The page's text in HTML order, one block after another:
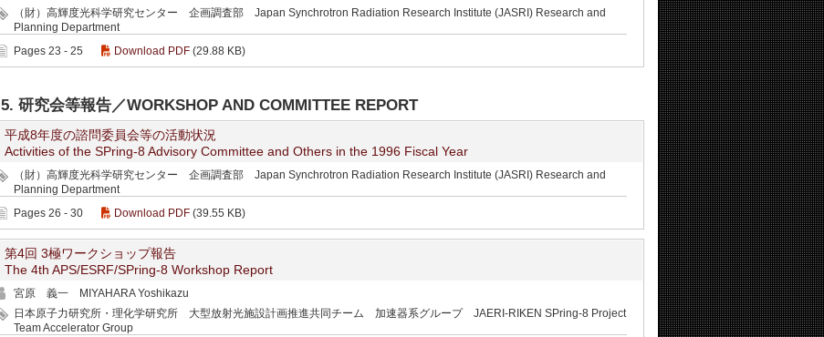
（財）高輝度光科学研究センター 企画調査部 Japan Synchrotron Radiation Research Institute (JASRI) Research and
Planning Department
Pages 23 - 25
Download PDF (29.88 KB)
5. 研究会等報告／WORKSHOP AND COMMITTEE REPORT
平成8年度の諮問委員会等の活動状況
Activities of the SPring-8 Advisory Committee and Others in the 1996 Fiscal Year
（財）高輝度光科学研究センター 企画調査部 Japan Synchrotron Radiation Research Institute (JASRI) Research and
Planning Department
Pages 26 - 30
Download PDF (39.55 KB)
第4回 3極ワークショップ報告
The 4th APS/ESRF/SPring-8 Workshop Report
宮原 義一 MIYAHARA Yoshikazu
日本原子力研究所・理化学研究所 大型放射光施設計画推進共同チーム 加速器系グループ JAERI-RIKEN SPring-8 Project
Team Accelerator Group